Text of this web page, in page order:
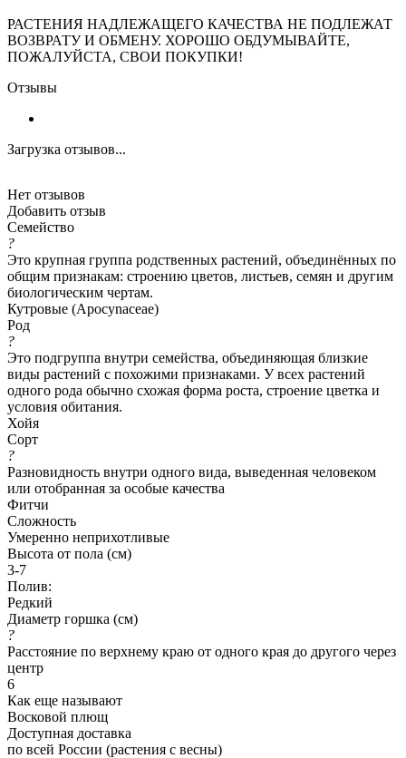
РАСТЕНИЯ НАДЛЕЖАЩЕГО КАЧЕСТВА НЕ ПОДЛЕЖАТ
ВОЗВРАТУ И ОБМЕНУ. ХОРОШО ОБДУМЫВАЙТЕ,
ПОЖАЛУЙСТА, СВОИ ПОКУПКИ!
Отзывы
Загрузка отзывов...
Нет отзывов
Добавить отзыв
Семейство
?
Это крупная группа родственных растений, объединённых по
общим признакам: строению цветов, листьев, семян и другим
биологическим чертам.
Кутровые (Apocynaceae)
Род
?
Это подгруппа внутри семейства, объединяющая близкие
виды растений с похожими признаками. У всех растений
одного рода обычно схожая форма роста, строение цветка и
условия обитания.
Хойя
Сорт
?
Разновидность внутри одного вида, выведенная человеком
или отобранная за особые качества
Фитчи
Сложность
Умеренно неприхотливые
Высота от пола (см)
3-7
Полив:
Редкий
Диаметр горшка (см)
?
Расстояние по верхнему краю от одного края до другого через
центр
6
Как еще называют
Восковой плющ
Доступная доставка
по всей России (растения с весны)